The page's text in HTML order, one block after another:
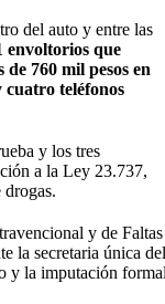
del auto y entre las
envoltorios que
760 mil pesos en
cuatro teléfonos
y los tres
a la Ley 23.737,
y de Faltas
la secretaria única del
y la imputación